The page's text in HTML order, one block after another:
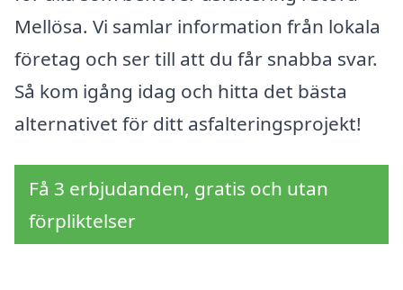
Mellösa. Vi samlar information från lokala
företag och ser till att du får snabba svar.
Så kom igång idag och hitta det bästa
alternativet för ditt asfalteringsprojekt!
Få 3 erbjudanden, gratis och utan
förpliktelser